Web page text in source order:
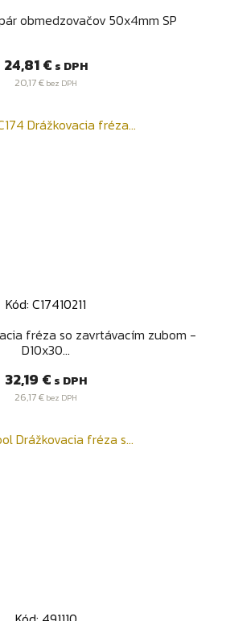
obmedzovačov 50x4mm SP
Cena
24,81 € s DPH
20,17 € bez DPH
Kód: C17410211
fréza so zavrtávacím zubom -
D10x30...
Cena
32,19 € s DPH
26,17 € bez DPH